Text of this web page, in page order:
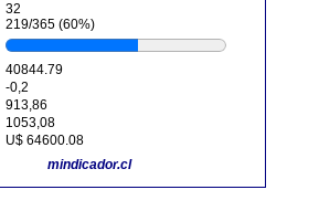
32
219/365 (60%)
40844.79
-0,2
913,86
1053,08
U$ 64600.08
mindicador.cl